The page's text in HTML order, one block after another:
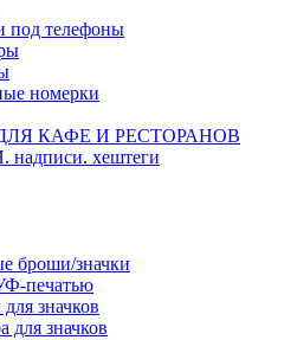
под телефоны
номерки
КАФЕ И РЕСТОРАНОВ
хештеги
броши/значки
печатью
значков
для значков